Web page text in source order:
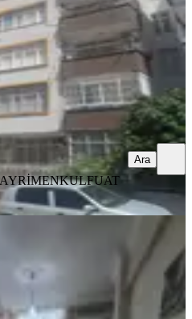
ŞEKER
FUAT
Ara
Dondurma Civarın'da
4. Kat·22.07.2026